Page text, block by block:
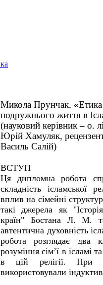
Микола Прунчак, «Етика
подружнього життя в
(науковий керівник – о.
Юрій Хамуляк,
Василь Салій)
ВСТУП
Ця дипломна робота
складність ісламської
вплив на сімейні
такі джерела як
країн" Бостана Л. М.
автентична духовність
робота розглядає два
розуміння сім’ї в ісламі
в цій релігії. При
використовували